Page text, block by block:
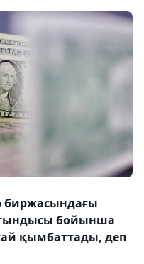
биржасындағы
бойынша
қымбаттады, деп